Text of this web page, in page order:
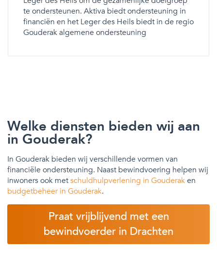
te ondersteunen. Aktiva biedt ondersteuning in
financiën en het Leger des Heils biedt in de regio
Gouderak algemene ondersteuning
Welke diensten bieden wij aan
in Gouderak?
In Gouderak bieden wij verschillende vormen van
financiële ondersteuning. Naast bewindvoering helpen wij
inwoners ook metschuldhulpverlening in Gouderaken
budgetbeheer in Gouderak.
Praat vrijblijvend met een
bewindvoerder in Drachten